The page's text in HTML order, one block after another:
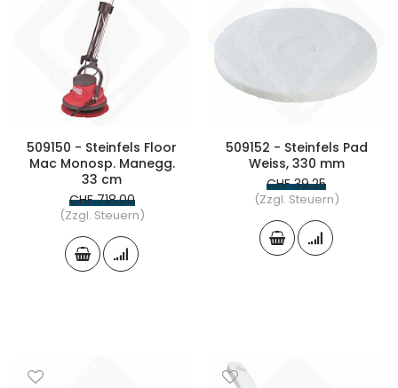
509150 - Steinfels Floor
Mac Monosp. Manegg.
33 cm
CHF 718.00
(Zzgl. Steuern)
509152 - Steinfels Pad
Weiss, 330 mm
CHF 39.25
(Zzgl. Steuern)